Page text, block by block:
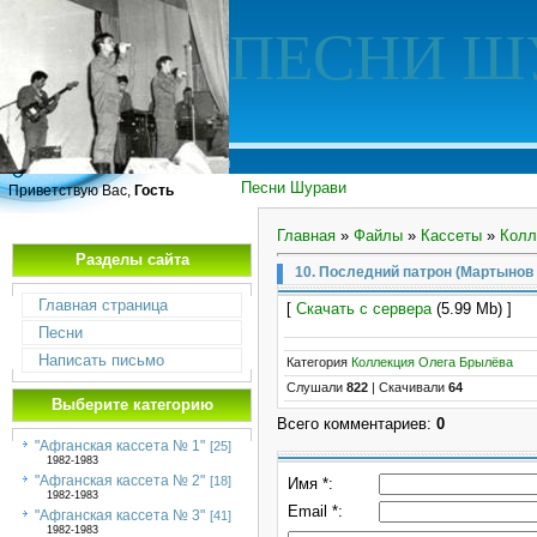
ПЕСНИ
Песни Шурави
Приветствую Вас, Гость
Разделы сайта
Главная страница
Песни
Написать письмо
Выберите категорию
"Афганская кассета № 1" [25]
1982-1983
"Афганская кассета № 2" [18]
1982-1983
"Афганская кассета № 3" [41]
1982-1983
Главная » Файлы » Кассеты »
10. Последний патрон (Мартынов
[ Скачать с сервера(5.99 Mb) ]
Категория Коллекция Олега Брылёва
Слушали 822 Скачивали 64
Всего комментариев: 0
Имя *:
Email *: